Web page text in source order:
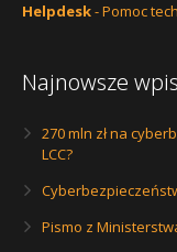
Helpdesk- Pomoc
Najnowsze
270 mln zł na
LCC?
Pismo z